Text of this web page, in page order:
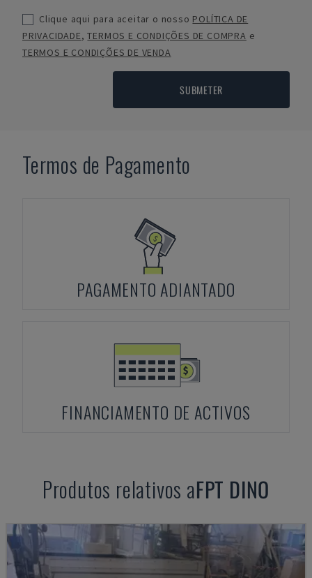
Clique aqui para aceitar o nosso POLÍTICA DE
PRIVACIDADE,TERMOS E CONDIÇÕES DE COMPRA e
TERMOS E CONDIÇÕES DE VENDA
SUBMETER
Termos de Pagamento
PAGAMENTO ADIANTADO
FINANCIAMENTO DE ACTIVOS
Produtos relativos aFPT DINO